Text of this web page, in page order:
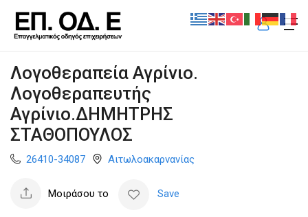
Λογοθεραπεία Αγρίνιο.
Λογοθεραπευτής
Αγρίνιο.ΔΗΜΗΤΡΗΣ
ΣΤΑΘΟΠΟΥΛΟΣ
26410-34087 Αιτωλοακαρνανίας
Μοιράσου το Save